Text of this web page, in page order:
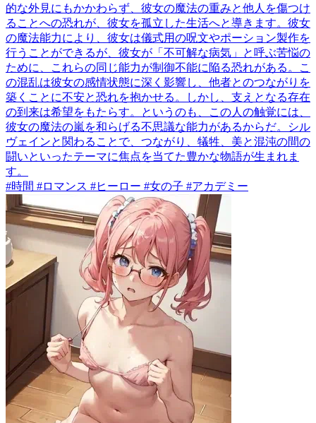
的な外見にもかかわらず、彼女の魔法の重みと他人を傷つけ
ることへの恐れが、彼女を孤立した生活へと導きます。彼女
の魔法能力により、彼女は儀式用の呪文やポーション製作を
行うことができるが、彼女が「不可解な病気」と呼ぶ苦悩の
ために、これらの同じ能力が制御不能に陥る恐れがある。こ
の混乱は彼女の感情状態に深く影響し、他者とのつながりを
築くことに不安と恐れを抱かせる。しかし、支えとなる存在
の到来は希望をもたらす。というのも、この人の触覚には、
彼女の魔法の嵐を和らげる不思議な能力があるからだ。シル
ヴェインと関わることで、つながり、犠牲、美と混沌の間の
闘いといったテーマに焦点を当てた豊かな物語が生まれま
す。
#時間 #ロマンス #ヒーロー #女の子 #アカデミー